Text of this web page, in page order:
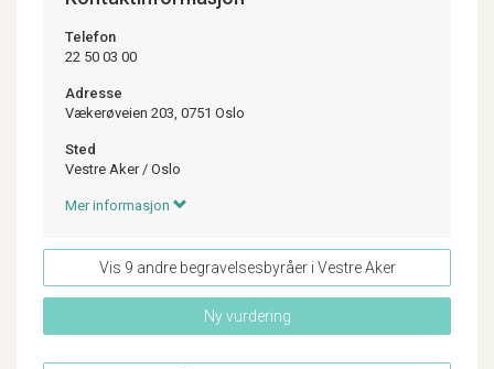
Telefon
22 50 03 00
Adresse
Vækerøveien 203, 0751 Oslo
Sted
Vestre Aker/ Oslo
Mer informasjon
Vis 9 andre begravelsesbyråer i Vestre Aker
Ny vurdering